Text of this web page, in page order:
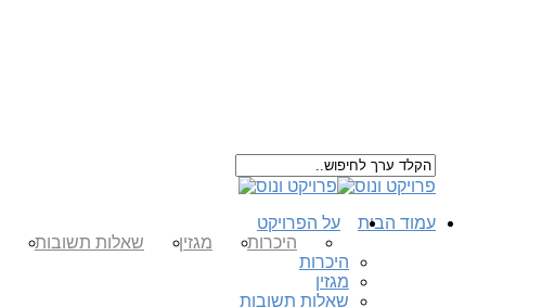
עמוד הבית
על הפרויקט
היכרות
מגזין שאלות תשובות
היכרות
מגזין
שאלות תשובות